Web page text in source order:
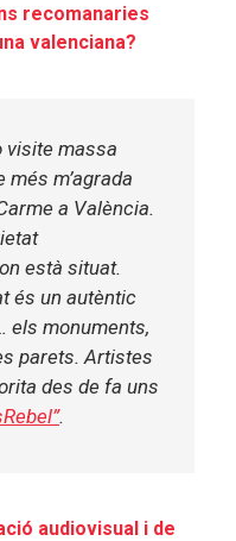
recomanaries
valenciana?
visite massa
m’agrada
a València.
està situat.
és un autèntic
els monuments,
parets. Artistes
des de fa uns
.
audiovisual i de